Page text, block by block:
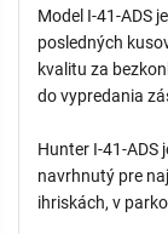
Model I-41-ADS
posledných
kvalitu za
do vypredania
Hunter I-41-ADS
navrhnutý pre
ihriskách, v